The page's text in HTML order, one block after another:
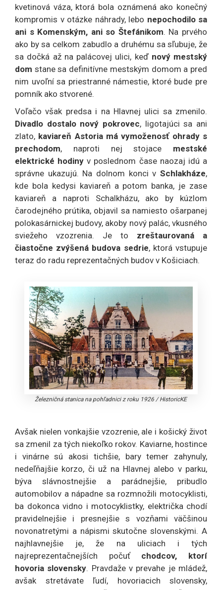
kvetinová váza, ktorá bola oznámená ako konečný
kompromis v otázke náhrady, lebo nepochodilo sa
ani s Komenským, ani so Štefánikom. Na prvého
ako by sa celkom zabudlo a druhému sa sľubuje, že
sa dočká až na palácovej ulici, keď nový mestský
dom stane sa definitívne mestským domom a pred
nim uvoľní sa priestranné námestie, ktoré bude pre
pomník ako stvorené.
Voľačo však predsa i na Hlavnej ulici sa zmenilo.
Divadlo dostalo nový pokrovec, ligotajúci sa ani
zlato, kaviareň Astoria má vymoženosť ohrady s
prechodom, naproti nej stojace mestské
elektrické hodiny v poslednom čase naozaj idú a
správne ukazujú. Na dolnom konci v Schlakháze,
kde bola kedysi kaviareň a potom banka, je zase
kaviareň a naproti Schalkházu, ako by kúzlom
čarodejného prútika, objavil sa namiesto ošarpanej
polokasárnickej budovy, akoby nový palác, vkusného
sviežeho vzozrenia. Je to zreštaurovaná a
čiastočne zvýšená budova sedrie, ktorá vstupuje
teraz do radu reprezentačných budov v Košiciach.
Železničná stanica na pohľadnici z roku 1926 /HistoricKE
Avšak nielen vonkajšie vzozrenie, ale i košický život
sa zmenil za tých niekoľko rokov. Kaviarne, hostince
i vinárne sú akosi tichšie, bary temer zahynuly,
nedeľňajšie korzo, či už na Hlavnej alebo v parku,
býva slávnostnejšie a parádnejšie, pribudlo
automobilov a nápadne sa rozmnožili motocyklisti,
ba dokonca vidno i motocyklistky, električka chodí
pravidelnejšie i presnejšie s vozňami väčšinou
novonatretými a nápismi skutočne slovenskými. A
najhlavnejšie je, že na uliciach i tých
najreprezentačnejších počuť chodcov, ktorí
hovoria slovensky. Pravdaže v prevahe je mládež,
avšak stretávate ľudí, hovoriacich slovensky,